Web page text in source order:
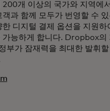
200개 이상의 국가와 지역에
과 함께 모두가 번영할 수
디지털 결제 옵션을 지원
가능하게 합니다. Dropbox의
부가 잠재력을 최대한 발휘